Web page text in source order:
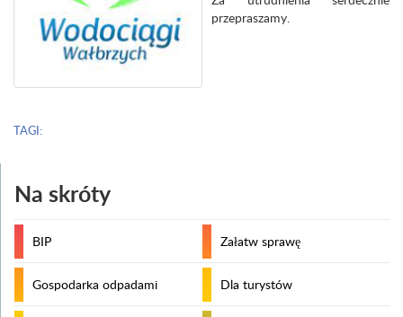
przepraszamy.
TAGI:
Na skróty
BIP Załatw sprawę
Gospodarka odpadami Dla turystów